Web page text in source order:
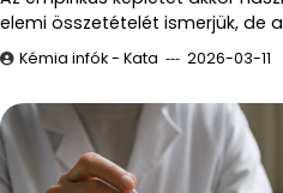
elemi összetételét ismerjük, de
Kémia infók - Kata 2026-03-11